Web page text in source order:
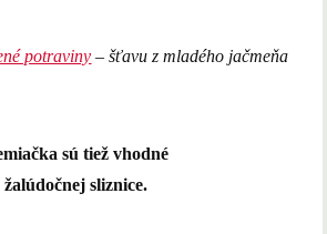
potraviny – šťavu z mladého jačmeňa
sú tiež vhodné
sliznice.